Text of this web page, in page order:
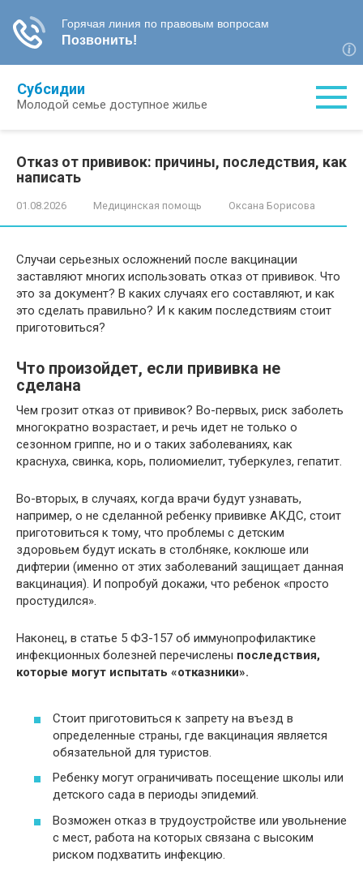
контенту
Субсидии
Молодой семье доступное жилье
Отказ от прививок: причины, последствия, как
написать
01.08.2026 Медицинская помощь Оксана Борисова
Случаи серьезных осложнений после вакцинации
заставляют многих использовать отказ от прививок. Что
это за документ? В каких случаях его составляют, и как
это сделать правильно? И к каким последствиям стоит
приготовиться?
Что произойдет, если прививка не
сделана
Чем грозит отказ от прививок? Во-первых, риск заболеть
многократно возрастает, и речь идет не только о
сезонном гриппе, но и о таких заболеваниях, как
краснуха, свинка, корь, полиомиелит, туберкулез, гепатит.
Во-вторых, в случаях, когда врачи будут узнавать,
например, о не сделанной ребенку прививке АКДС, стоит
приготовиться к тому, что проблемы с детским
здоровьем будут искать в столбняке, коклюше или
дифтерии (именно от этих заболеваний защищает данная
вакцинация). И попробуй докажи, что ребенок «просто
простудился».
Наконец, в статье 5 ФЗ-157 об иммунопрофилактике
инфекционных болезней перечислены последствия,
которые могут испытать «отказники».
Стоит приготовиться к запрету на въезд в
определенные страны, где вакцинация является
обязательной для туристов.
Ребенку могут ограничивать посещение школы или
детского сада в периоды эпидемий.
Возможен отказ в трудоустройстве или увольнение
с мест, работа на которых связана с высоким
риском подхватить инфекцию.